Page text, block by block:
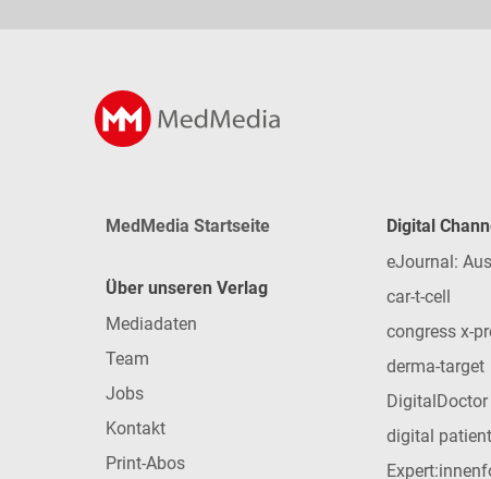
MedMedia Startseite
Über unseren Verlag
Mediadaten
Team
Jobs
Kontakt
Print-Abos
Digital
eJournal:
car-t-cell
congress x-
derma-target
DigitalDoctor
digital